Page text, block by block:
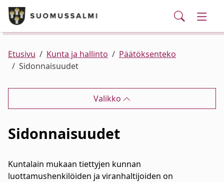
Siirry pääsisältöön
Puhelinluettelo/yhteystiedot
Palvelut
Ajankohtaista
Verkkokauppa
Haku
Kunta ja hallinto
Asuminen ja ympäristö
Elinvoima
Kulttuuri, vapaa-aika ja nuoret
Etusivu Kunta ja hallinto
Päätöksenteko
Sidonnaisuudet
Valikko
Sidonnaisuudet
Kuntalain mukaan tiettyjen kunnan
luottamushenkilöiden ja viranhaltijoiden on